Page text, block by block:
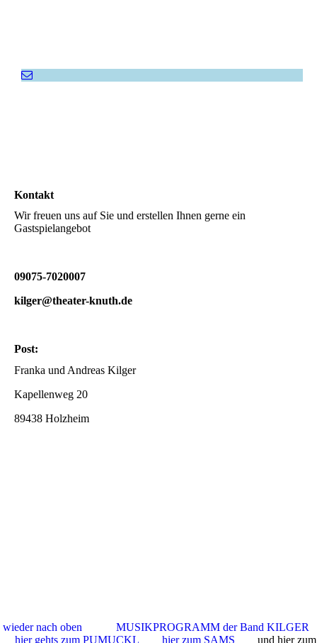
Kontakt
Wir freuen uns auf Sie und erstellen Ihnen gerne ein
Gastspielangebot
09075-7020007
kilger@theater-knuth.de
Post:
Franka und Andreas Kilger
Kapellenweg 20
89438 Holzheim
wieder nach oben
MUSIKPROGRAMM der Band KILGER
hier gehts zum PUMUCKL
hier zum SAMS und hier zum